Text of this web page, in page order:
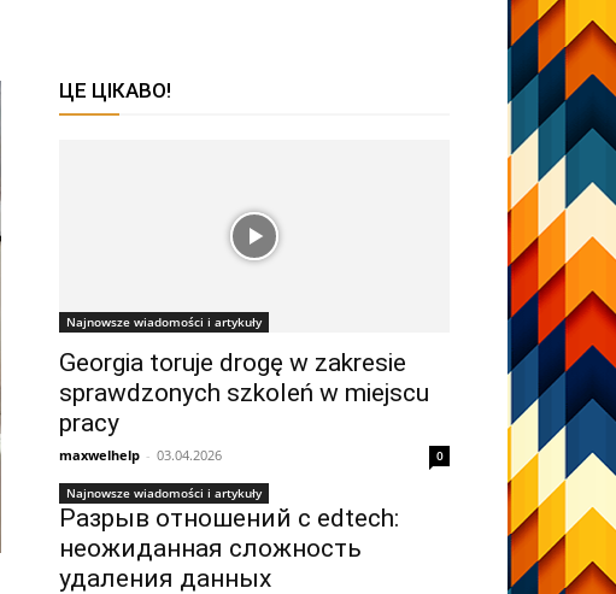
ЦЕ ЦІКАВО!
Najnowsze wiadomości i artykuły
Georgia toruje drogę w zakresie
sprawdzonych szkoleń w miejscu
pracy
maxwelhelp - 03.04.2026 0
Najnowsze wiadomości i artykuły
Разрыв отношений с edtech:
неожиданная сложность
удаления данных